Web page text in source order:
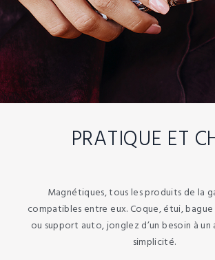
PRATIQUE ET
Magnétiques, tous les produits de la
compatibles entre eux. Coque, étui,
ou support auto, jonglez d’un besoin à
simplicité.